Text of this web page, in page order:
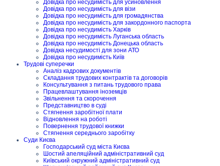
Довідка про несудимість для усиновлення
Довідка про несудимість для візи
Довідка про несудимість для громадянства
Довідка про несудимість для закордонного паспорта
Довідка про несудимість Харків
Довідка про несудимість Луганська область
Довідка про несудимість Донецька область
Довідка несудимості для зони АТО
Довідка про несудимість Київ
Трудові суперечки
Аналіз кадрових документів
Складання трудових контрактів та договорів
Консультування з питань трудового права
Працевлаштування іноземців
Звільнення та скорочення
Представництво в суді
Стягнення заробітної плати
Відновлення на роботі
Повернення трудової книжки
Стягнення середнього заробітку
Суди Києва
Господарський суд міста Києва
Шостий апеляційний адміністративний суд
Київський окружний адміністративний суд